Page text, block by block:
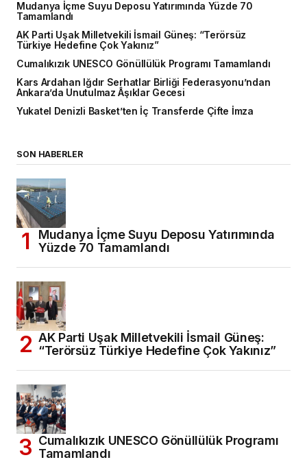
Mudanya İçme Suyu Deposu Yatırımında Yüzde 70
Tamamlandı
AK Parti Uşak Milletvekili İsmail Güneş: “Terörsüz
Türkiye Hedefine Çok Yakınız”
Cumalıkızık UNESCO Gönüllülük Programı Tamamlandı
Kars Ardahan Iğdır Serhatlar Birliği Federasyonu’ndan
Ankara’da Unutulmaz Âşıklar Gecesi
Yukatel Denizli Basket’ten İç Transferde Çifte İmza
SON HABERLER
Mudanya İçme Suyu Deposu Yatırımında
Yüzde 70 Tamamlandı
AK Parti Uşak Milletvekili İsmail Güneş:
“Terörsüz Türkiye Hedefine Çok Yakınız”
Cumalıkızık UNESCO Gönüllülük Programı
Tamamlandı